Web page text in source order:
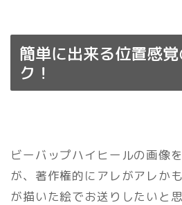
簡単に出来る位置感
ク！
ビーバップハイヒールの画像
が、著作権的にアレがアレか
が描いた絵でお送りしたいと